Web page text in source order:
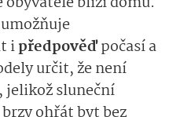
ipředpověďpočasí a
určit, že není
sluneční